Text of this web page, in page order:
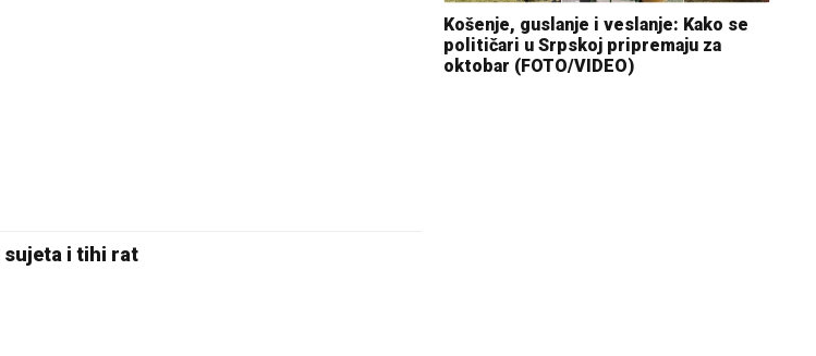
sujeta i tihi rat
Košenje, guslanje i veslanje: Kako se
političari u Srpskoj pripremaju za
oktobar (FOTO/VIDEO)